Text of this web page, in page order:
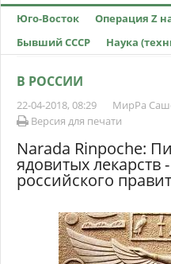
Юго-Восток Операция Z
Бывший СССР
Наука
В РОССИИ
22-04-2018, 08:29 МирРа
Версия для печати
Narada Rinpoche:
ядовитых лекарств
российского